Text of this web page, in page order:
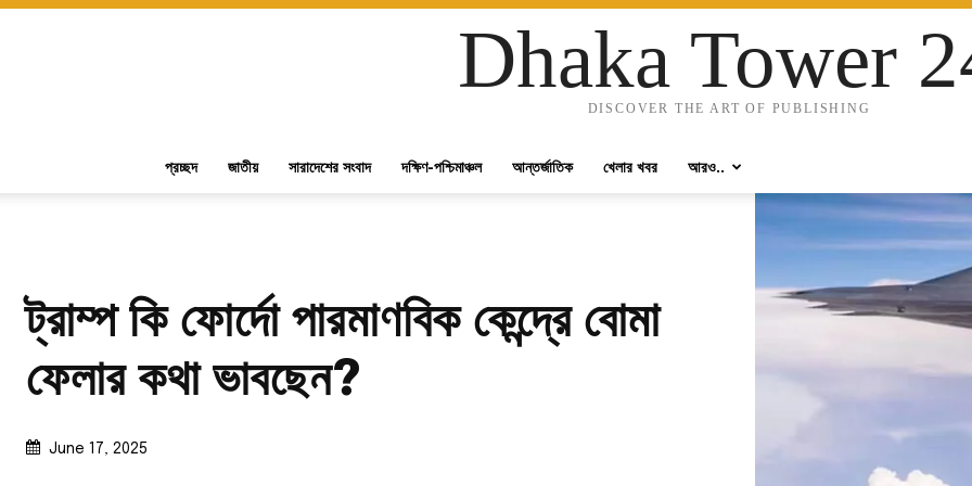
Dhaka Tower
DISCOVER THE ART OF PUBLISHING
প্রচ্ছদ জাতীয় সারাদেশের সংবাদ দক্ষিণ-পশ্চিমাঞ্চল আন্তর্জাতিক খেলার খবর আরও..
ট্রাম্প কি ফোর্দো পারমাণবিক কেন্দ্রে বোমা
ফেলার কথা ভাবছেন?
June 17, 2025